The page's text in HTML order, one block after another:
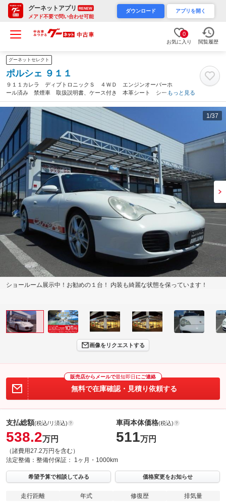
グーネットアプリ RENEW
メアド不要で問い合わせ可能
ダウンロード アプリを開く
0
お気に入り 閲覧履歴
グーネットセレクト
ポルシェ ９１１
９１１カレラ ディプトロニックＳ ４ＷＤ エンジンオーバーホ
ール済み 禁煙車 取扱説明書、ケース付き 本革シート シート
ヒーター キーレスエントリー エアコン ５速ＡＴ（岩手県）
もっと見る
1 /37
ショールーム展示中！お勧めの１台！ 内装も綺麗な状態を保っています！
画像をリクエストする
販売店からメールで最短即日 にご連絡
無料で在庫確認・見積り依頼する
支払総額(税込/リ済込)
538.2万円
（諸費用27.2万円を含む）
車両本体価格(税込)
511万円
法定整備： 整備付保証： 1ヶ月・1000km
希望予算で相談してみる 価格変更をお知らせ
走行距離 年式 修復歴 排気量